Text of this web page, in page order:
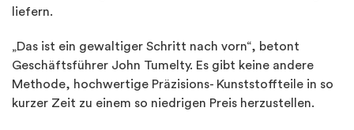
liefern.
„Das ist ein gewaltiger Schritt nach vorn“, betont
Geschäftsführer John Tumelty. Es gibt keine andere
Methode, hochwertige Präzisions- Kunststoffteile in so
kurzer Zeit zu einem so niedrigen Preis herzustellen.